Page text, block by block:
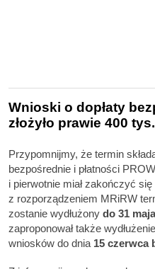
Wnioski o dopłaty
złożyło prawie 400
Przypomnijmy, że termin
bezpośrednie i płatności
i pierwotnie miał zakończyć
z rozporządzeniem MRiRW
zostanie wydłużony do 31
zaproponował także
wniosków do dnia 15 czerwca